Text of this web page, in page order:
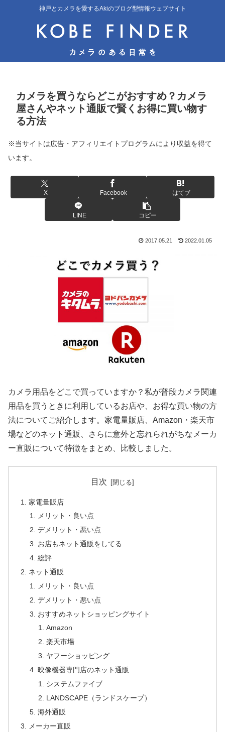
神戸とカメラを愛するAkiのブログ型情報ウェブサイト
カメラを買うならどこがおすすめ？カメラ
屋さんやネット通販で賢くお得に買い物す
る方法
※当サイトは広告・アフィリエイトプログラムにより収益を得て
います。
X Facebook はてブ
LINE コピー
2017.05.21 2022.01.05
カメラ用品をどこで買っていますか？私が普段カメラ関連
用品を買うときに利用しているお店や、お得な買い物の方
法についてご紹介します。家電量販店、Amazon・楽天市
場などのネット通販、さらに意外と忘れられがちなメーカ
ー直販について特徴をまとめ、比較しました。
目次
家電量販店
メリット・良い点
デメリット・悪い点
お店もネット通販をしてる
総評
ネット通販
メリット・良い点
デメリット・悪い点
おすすめネットショッピングサイト
Amazon
楽天市場
ヤフーショッピング
映像機器専門店のネット通販
システムファイブ
LANDSCAPE（ランドスケープ）
海外通販
メーカー直販